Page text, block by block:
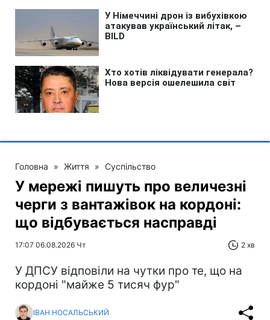
Головна » Життя » Суспільство
У мережі пишуть про величезні
черги з вантажівок на кордоні:
що відбувається насправді
17:07 06.08.2026 Чт 2 хв
У ДПСУ відповіли на чутки про те, що на
кордоні "майже 5 тисяч фур"
ІВАН НОСАЛЬСЬКИЙ